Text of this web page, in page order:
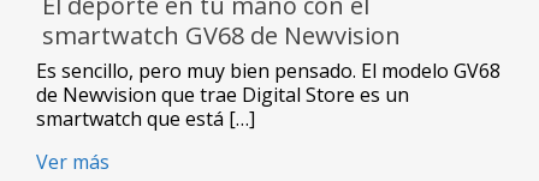
smartwatch GV68 de Newvision
Es sencillo, pero muy bien pensado. El modelo GV68
de Newvision que trae Digital Store es un
smartwatch que está […]
Ver más